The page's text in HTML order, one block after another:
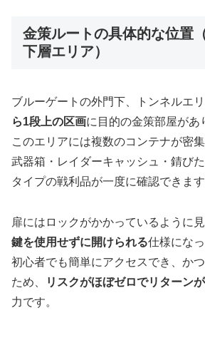
金策ルートの具体的な位置
下層エリア）
ブルーゲートの外門下、トンネルエ
ら1段上の区画に目的の金策部屋があ
このエリアには複数のコンテナが密
武器箱・レイダーキャッシュ・錆び
タイプの戦利品が一度に確認できます
扉にはロックがかかっているように
鍵を使用せずに開けられる仕様にな
初心者でも簡単にアクセスでき、か
ため、
リスクがほぼゼロでリターン
力です。